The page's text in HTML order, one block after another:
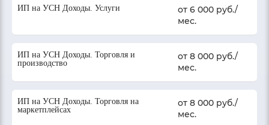
ИП на УСН Доходы. Услуги
от 6 000 руб./
мес.
ИП на УСН Доходы. Торговля и
производство
от 8 000 руб./
мес.
ИП на УСН Доходы. Торговля на
маркетплейсах
от 8 000 руб./
мес.